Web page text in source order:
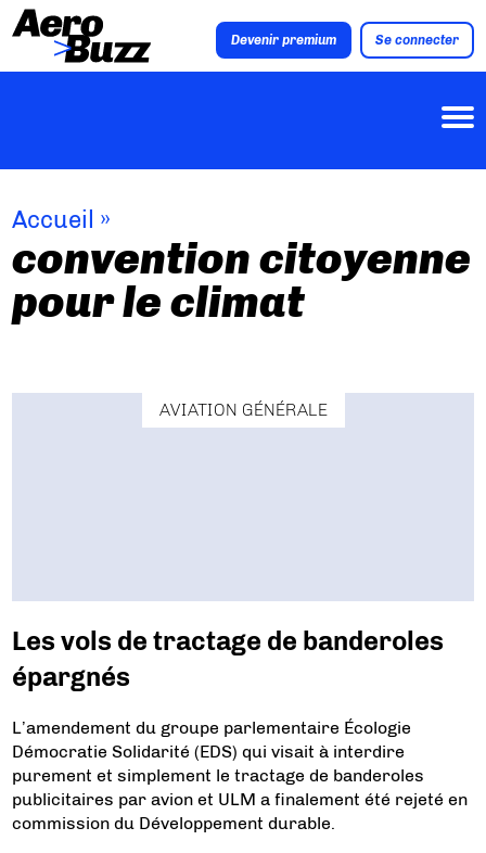
Devenir premium Se connecter
Accueil »
convention citoyenne
pour le climat
AVIATION GÉNÉRALE
Les vols de tractage de banderoles
épargnés
L’amendement du groupe parlementaire Écologie
Démocratie Solidarité (EDS) qui visait à interdire
purement et simplement le tractage de banderoles
publicitaires par avion et ULM a finalement été rejeté en
commission du Développement durable.